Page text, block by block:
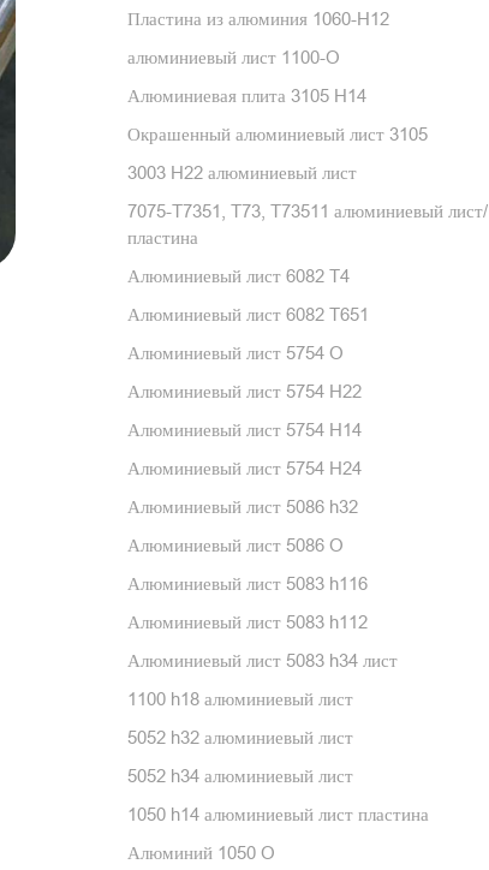
Пластина из алюминия 1060-H12
алюминиевый лист 1100-O
Алюминиевая плита 3105 H14
Окрашенный алюминиевый лист 3105
3003 H22 алюминиевый лист
7075-T7351, T73, T73511 алюминиевый лист/
пластина
Алюминиевый лист 6082 T4
Алюминиевый лист 6082 T651
Алюминиевый лист 5754 O
Алюминиевый лист 5754 H22
Алюминиевый лист 5754 H14
Алюминиевый лист 5754 H24
Алюминиевый лист 5086 h32
Алюминиевый лист 5086 O
Алюминиевый лист 5083 h116
Алюминиевый лист 5083 h112
Алюминиевый лист 5083 h34 лист
1100 h18 алюминиевый лист
5052 h32 алюминиевый лист
5052 h34 алюминиевый лист
1050 h14 алюминиевый лист пластина
Алюминий 1050 O